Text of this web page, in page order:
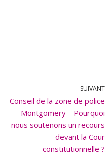
SUIVANT
Conseil de la zone de police
Montgomery – Pourquoi
nous soutenons un recours
devant la Cour
constitutionnelle ?